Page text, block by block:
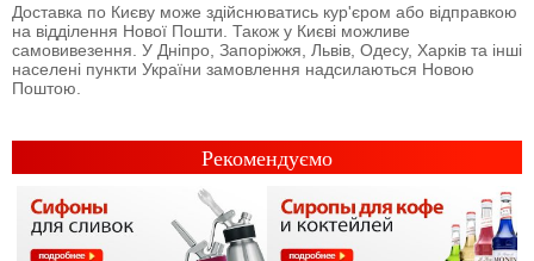
Доставка по Києву може здійснюватись кур'єром або відправкою
на відділення Нової Пошти. Також у Києві можливе
самовивезення. У Дніпро, Запоріжжя, Львів, Одесу, Харків та інші
населені пункти України замовлення надсилаються Новою
Поштою.
Рекомендуємо